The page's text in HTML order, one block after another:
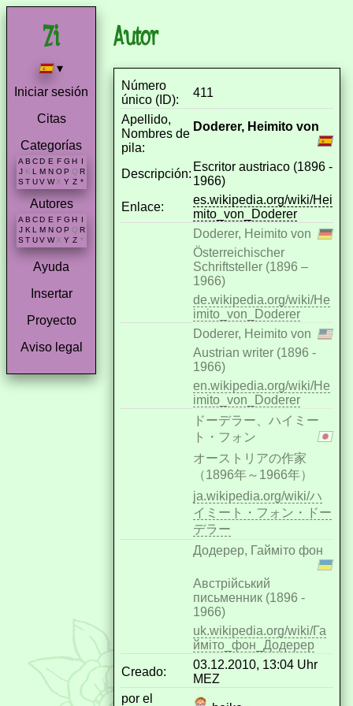
▾
Iniciar sesión
Citas
Categorías
A B C D E F G H I
J K L M N O P Q R
S T U V W X Y Z *
Autores
A B C D E F G H
J K L M N O P Q R
S T U V W X Y Z *
Ayuda
Insertar
Proyecto
Aviso legal
Autor
Número
único (ID):
411
Apellido,
Nombres de
pila:
Doderer, Heimito von
Descripción:
Escritor austriaco (1896 -
1966)
Enlace:
es.wikipedia.org/wiki/Hei
mito_von_Doderer
Doderer, Heimito von
Österreichischer
Schriftsteller (1896 –
1966)
de.wikipedia.org/wiki/He
imito_von_Doderer
Doderer, Heimito von
Austrian writer (1896 -
1966)
en.wikipedia.org/wiki/He
imito_von_Doderer
ドーデラー、ハイミー
ト・フォン
オーストリアの作家
（1896年～1966年）
ja.wikipedia.org/wiki/ハ
イミート・フォン・ドー
デラー
Додерер, Гайміто фон
Австрійський
письменник (1896 -
1966)
uk.wikipedia.org/wiki/Га
йміто_фон_Додерер
Creado:
03.12.2010, 13:04 Uhr
MEZ
por el